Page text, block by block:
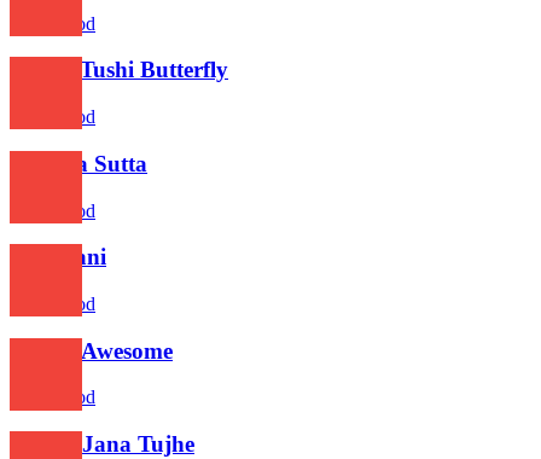
Bollywood
Banke Tushi Butterfly
Bollywood
Ishq Da Sutta
Bollywood
Rita Rani
Bollywood
Pitbull Awesome
Bollywood
Jab Se Jana Tujhe